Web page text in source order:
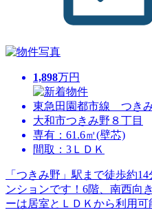
1,898万円
東急田園都市線 つき
大和市つきみ野８丁目
専有：61.6㎡(壁芯)
間取：3ＬＤＫ
「つきみ野」駅まで徒歩約
ンションです！6階、南西向
ーは居室とＬＤＫから利用